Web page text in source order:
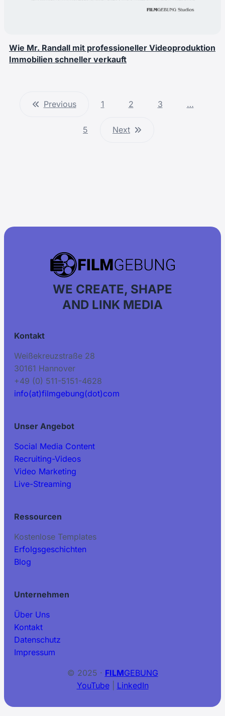
Wie Mr. Randall mit professioneller Videoproduktion
Immobilien schneller verkauft
Previous 1 2 3 …
5 Next
WE CREATE, SHAPE
AND LINK MEDIA
Kontakt
Weißekreuzstraße 28
30161 Hannover
+49 (0) 511-5151-4628
info(at)filmgebung(dot)com
Unser Angebot
Social Media Content
Recruiting-Videos
Video Marketing
Live-Streaming
Ressourcen
Kostenlose Templates
Erfolgsgeschichten
Blog
Unternehmen
Über Uns
Kontakt
Datenschutz
Impressum
© 2025 · FILMGEBUNG
YouTube| LinkedIn